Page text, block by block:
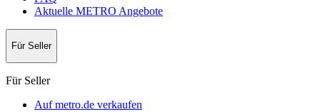
Aktuelle METRO Angebote
Für Seller
Für Seller
Auf metro.de verkaufen